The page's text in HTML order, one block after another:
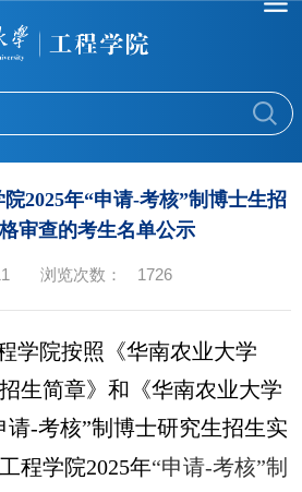
2025年“申请-考核”制博士生招
审查的考生名单公示
浏览次数： 1726
学院按照《华南农业大学
生简章》和《华南农业大学
请-考核”制博士研究生招生实
程学院2025年“申请-考核”制